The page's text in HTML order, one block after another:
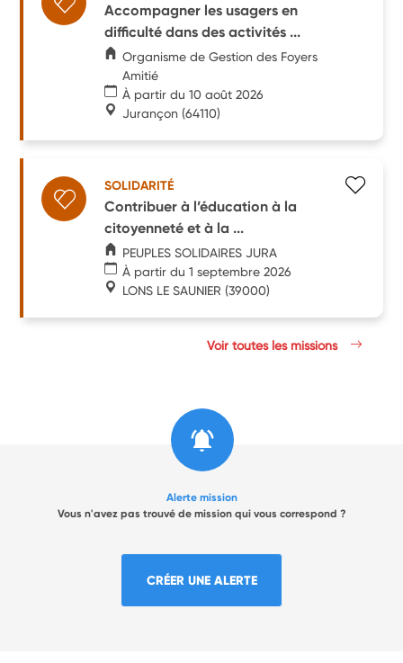
Accompagner les usagers en
difficulté dans des activités ...
Organisme de Gestion des Foyers
Amitié
À partir du 10 août 2026
Jurançon (64110)
SOLIDARITÉ
Contribuer à l’éducation à la
citoyenneté et à la ...
PEUPLES SOLIDAIRES JURA
À partir du 1 septembre 2026
LONS LE SAUNIER (39000)
Voir toutes les missions
Alerte mission
Vous n'avez pas trouvé de mission qui vous correspond ?
CRÉER UNE ALERTE